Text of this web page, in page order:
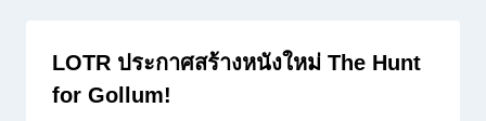
LOTR ประกาศสร้างหนังใหม่ The Hunt
for Gollum!